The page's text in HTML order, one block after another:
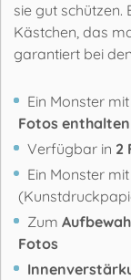
sie gut schützen.
Kästchen, das
garantiert bei
Ein Monster
Fotos enthalten
Verfügbar in 2
Ein Monster
Zum
Fotos